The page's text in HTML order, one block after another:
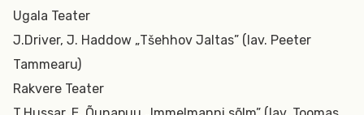
Ugala Teater
J.Driver, J. Haddow „Tšehhov Jaltas” (lav. Peeter
Tammearu)
Rakvere Teater